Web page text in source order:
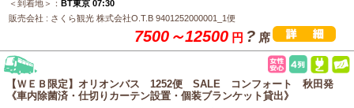
＜到着地＞： BT東京 07:30
販売会社 : さくら観光 株式会社O.T.B 9401252000001_1便
7500～12500 円 ? 席
【ＷＥＢ限定】オリオンバス 1252便 SALE コンフォート 秋田発
《車内除菌済・仕切りカーテン設置・個装ブランケット貸出》